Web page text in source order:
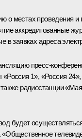
о местах проведения и
аккредитованные
в заявках адреса
пресс-
«Россия 1», «Россия
радиостанции
будет
«Общественное